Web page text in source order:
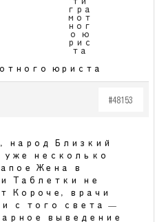
гра
мот
ног
о ю
рис
та
юриста
#48153
народ Близкий
уже несколько
Жена в
Таблетки не
Короче, врачи
с того света —
выведение